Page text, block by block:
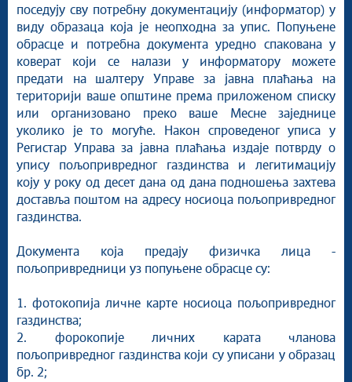
поседују сву потребну документацију (информатор) у
виду образаца која је неопходна за упис. Попуњене
обрасце и потребна документа уредно спакована у
коверат који се налази у информатору можете
предати на шалтеру Управе за јавна плаћања на
територији ваше општине према приложеном списку
или организовано преко ваше Месне заједнице
уколико је то могуће. Након спроведеног уписа у
Регистар Управа за јавна плаћања издаје потврду о
упису пољопривредног газдинства и легитимацију
коју у року од десет дана од дана подношења захтева
доставља поштом на адресу носиоца пољопривредног
газдинства.
Документа која предају физичка лица -
пољопривредници уз попуњене обрасце су:
1. фотокопија личне карте носиоца пољопривредног
газдинства;
2. форокопије личних карата чланова
пољопривредног газдинства који су уписани у образац
бр. 2;